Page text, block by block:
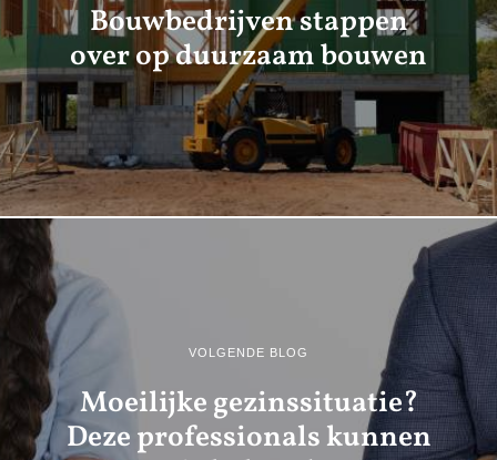
Bouwbedrijven stappen
over op duurzaam bouwen
VOLGENDE BLOG
Moeilijke gezinssituatie?
Deze professionals kunnen